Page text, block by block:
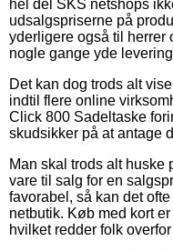
hel del SKS netshops
udsalgspriserne på
yderligere også til herrer
nogle gange yde
Det kan dog trods alt
indtil flere online
Click 800 Sadeltaske
skudsikker på at antage
Man skal trods alt huske
vare til salg for en
favorabel, så kan det
netbutik. Køb med kort
hvilket redder folk